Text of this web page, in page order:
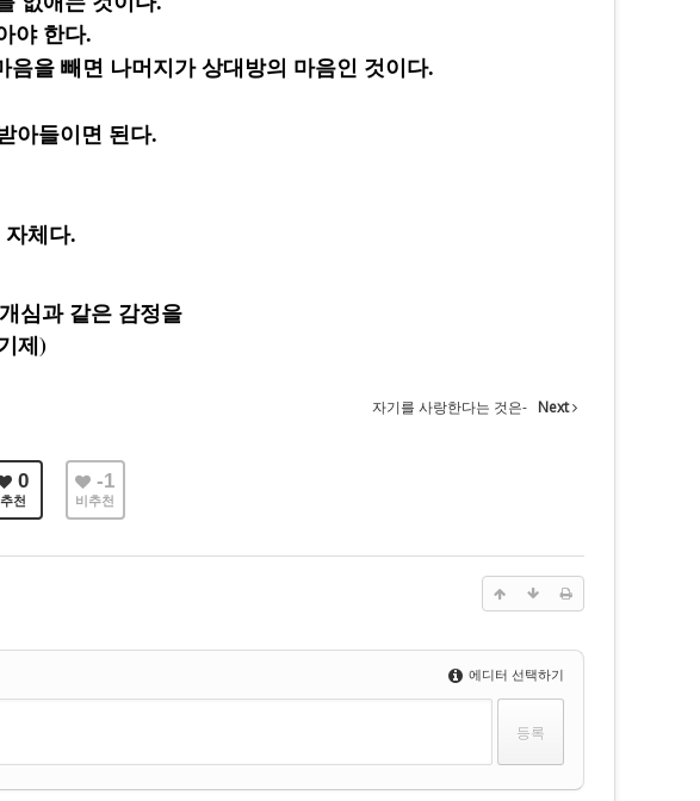
야 한다.
을 빼면 나머지가 상대방의 마음인 것이다.
아들이면 된다.
체다.
심과 같은 감정을
제)
자기를 사랑한다는 것은- Next
0
추천
-1
비추천
에디터 선택하기